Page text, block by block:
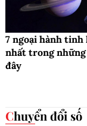
7 ngoại hành tinh
nhất trong những
đây
Chuyển đổi số